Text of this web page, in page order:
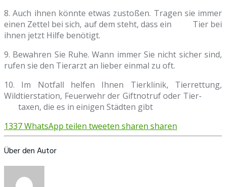
8. Auch ihnen könnte etwas zustoßen. Tragen sie immer
einen Zettel bei sich, auf dem steht, dass ein Tier bei
ihnen jetzt Hilfe benötigt.
9. Bewahren Sie Ruhe. Wann immer Sie nicht sicher sind,
rufen sie den Tierarzt an lieber einmal zu oft.
10. Im Notfall helfen Ihnen Tierklinik, Tierrettung,
Wildtierstation, Feuerwehr der Giftnotruf oder Tier-
taxen, die es in einigen Städten gibt
1337WhatsApp teilen tweeten sharen sharen
Über den Autor